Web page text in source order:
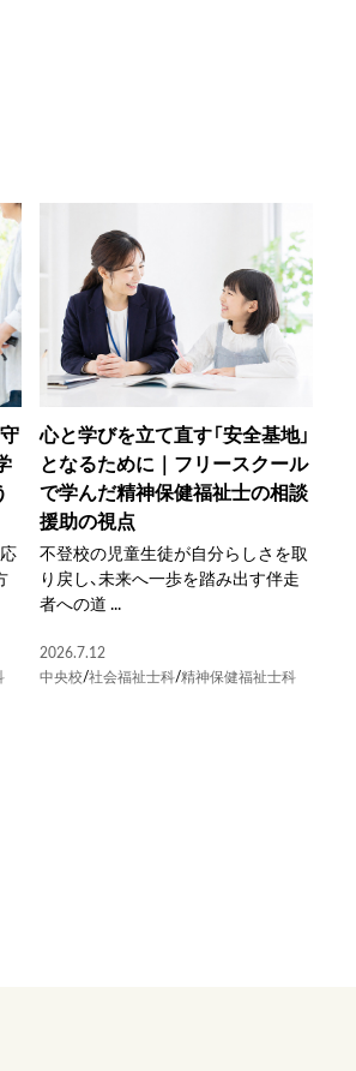
心と学びを立て直す「安全基地」
となるために｜フリースクール
で学んだ精神保健福祉士の相談
援助の視点
不登校の児童生徒が自分らしさを取
り戻し、未来へ一歩を踏み出す伴走
者への道 ...
2026.7.12
中央校/社会福祉士科/精神保健福祉士科